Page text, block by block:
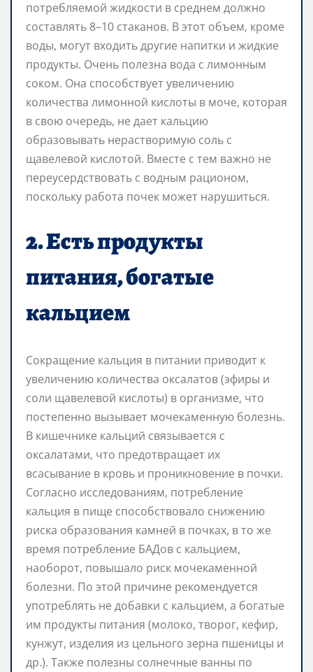
потребляемой жидкости в среднем должно
составлять 8–10 стаканов. В этот объем, кроме
воды, могут входить другие напитки и жидкие
продукты. Очень полезна вода с лимонным
соком. Она способствует увеличению
количества лимонной кислоты в моче, которая
в свою очередь, не дает кальцию
образовывать нерастворимую соль с
щавелевой кислотой. Вместе с тем важно не
переусердствовать с водным рационом,
поскольку работа почек может нарушиться.
2. Есть продукты
питания, богатые
кальцием
Сокращение кальция в питании приводит к
увеличению количества оксалатов (эфиры и
соли щавелевой кислоты) в организме, что
постепенно вызывает мочекаменную болезнь.
В кишечнике кальций связывается с
оксалатами, что предотвращает их
всасывание в кровь и проникновение в почки.
Согласно исследованиям, потребление
кальция в пище способствовало снижению
риска образования камней в почках, в то же
время потребление БАДов с кальцием,
наоборот, повышало риск мочекаменной
болезни. По этой причине рекомендуется
употреблять не добавки с кальцием, а богатые
им продукты питания (молоко, творог, кефир,
кунжут, изделия из цельного зерна пшеницы и
др.). Также полезны солнечные ванны по